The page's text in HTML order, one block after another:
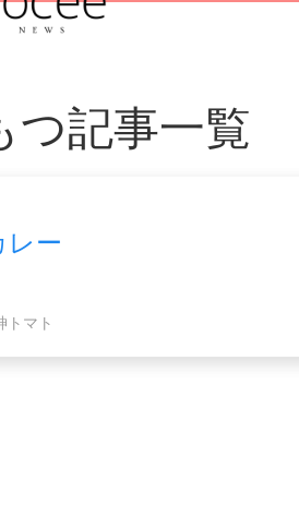
つ記事一覧
レー
トマト